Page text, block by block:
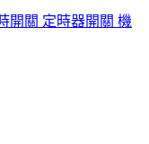
開關 定時器開關 機